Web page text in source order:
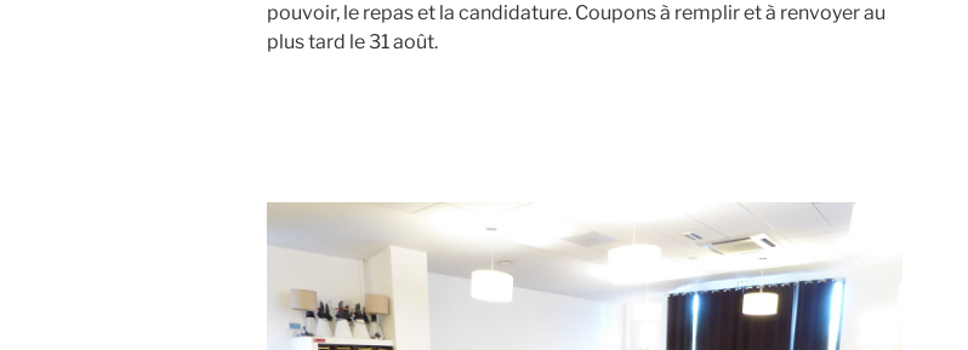
pouvoir, le repas et la candidature. Coupons à remplir et à renvoyer au
plus tard le 31 août.